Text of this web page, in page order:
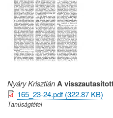
Nyáry KrisztiánA
165_23-24.pdf (322.87 KB)
Tanúságtétel